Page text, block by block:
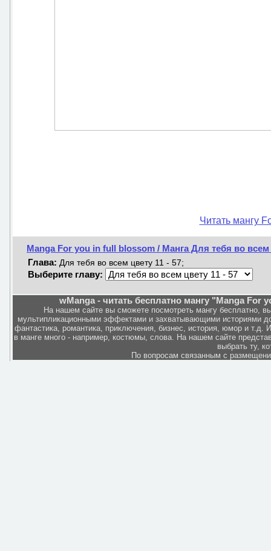
Читать мангу
Manga For you in full blossom / Манга Для тебя во всем
Глава: Для тебя во всем цвету 11 - 57;
Выберите главу:
wManga - читать бесплатно мангу "Manga
На нашем сайте вы сможете посмотреть мангу бесплатно,
мультипликационными эффектами и захватывающими историями
фантастика, романтика, приключения, бизнес, история, юмор и
в манге много - например, костюмы, слова. На нашем сайте
выбрать ту,
По вопросам связанным с